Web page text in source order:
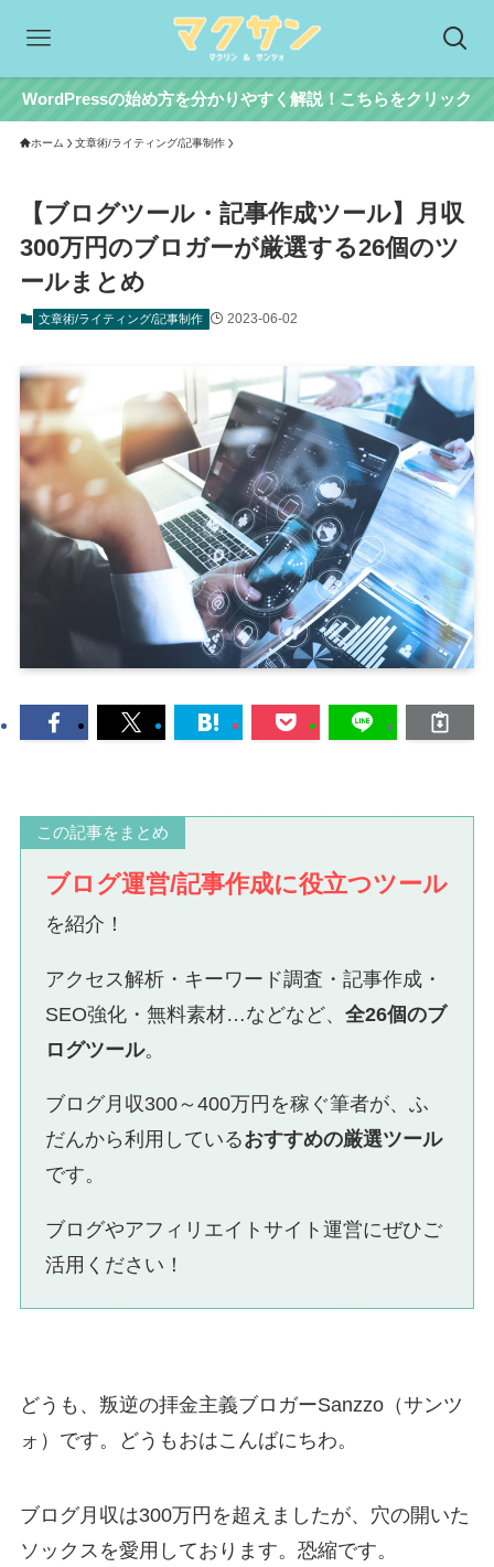
WordPressの始め方を分かりやすく解説！こちらをクリック
ホーム 文章術/ライティング/記事制作
【ブログツール・記事作成ツール】月収
300万円のブロガーが厳選する26個のツ
ールまとめ
文章術/ライティング/記事制作 2023-06-02
この記事をまとめ
ブログ運営/記事作成に役立つツール
を紹介！
アクセス解析・キーワード調査・記事作成・
SEO強化・無料素材…などなど、全26個のブ
ログツール。
ブログ月収300～400万円を稼ぐ筆者が、ふ
だんから利用しているおすすめの厳選ツール
です。
ブログやアフィリエイトサイト運営にぜひご
活用ください！
どうも、叛逆の拝金主義ブロガーSanzzo（サンツ
ォ）です。どうもおはこんばにちわ。
ブログ月収は300万円を超えましたが、穴の開いた
ソックスを愛用しております。恐縮です。